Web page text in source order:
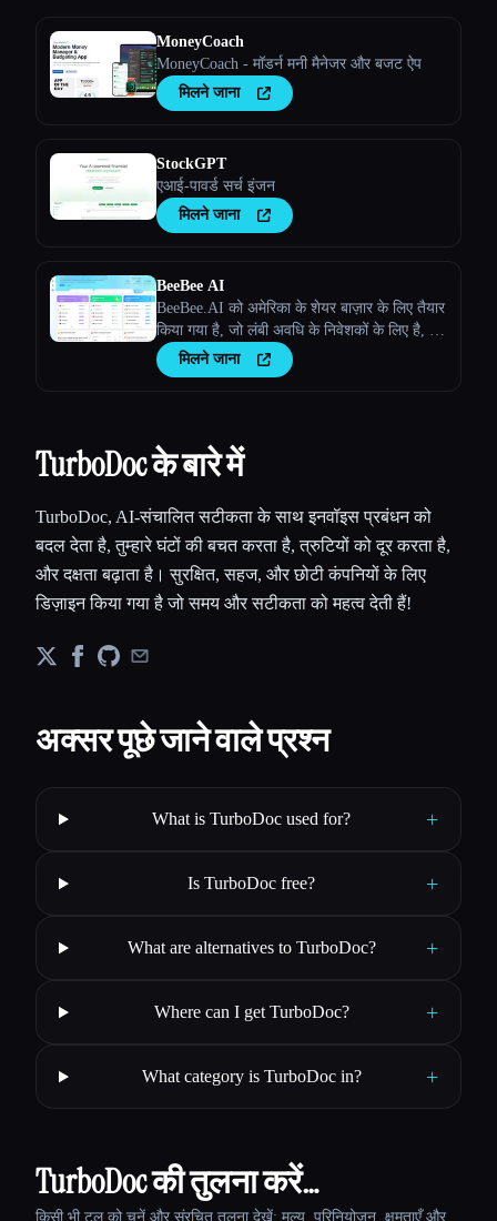
MoneyCoach
MoneyCoach - मॉडर्न मनी मैनेजर और बजट ऐप
मिलने जाना
StockGPT
एआई-पावर्ड सर्च इंजन
मिलने जाना
BeeBee AI
BeeBee.AI को अमेरिका के शेयर बाज़ार के लिए तैयार
किया गया है, जो लंबी अवधि के निवेशकों के लिए है, जो
मुख्य रूप से फ़ंडामेंटल विश्लेषण पर ध्यान देते हैं, और
जो डेटा और जानकारी को महत्व देते हैं।
मिलने जाना
TurboDoc के बारे में
TurboDoc, AI-संचालित सटीकता के साथ इनवॉइस प्रबंधन को
बदल देता है, तुम्हारे घंटों की बचत करता है, त्रुटियों को दूर करता है,
और दक्षता बढ़ाता है। सुरक्षित, सहज, और छोटी कंपनियों के लिए
डिज़ाइन किया गया है जो समय और सटीकता को महत्व देती हैं!
अक्सर पूछे जाने वाले प्रश्न
What is TurboDoc used for? +
Is TurboDoc free? +
What are alternatives to TurboDoc? +
Where can I get TurboDoc? +
What category is TurboDoc in? +
TurboDoc की तुलना करें…
किसी भी टूल को चुनें और संरचित तुलना देखें: मूल्य, परिनियोजन, क्षमताएँ और